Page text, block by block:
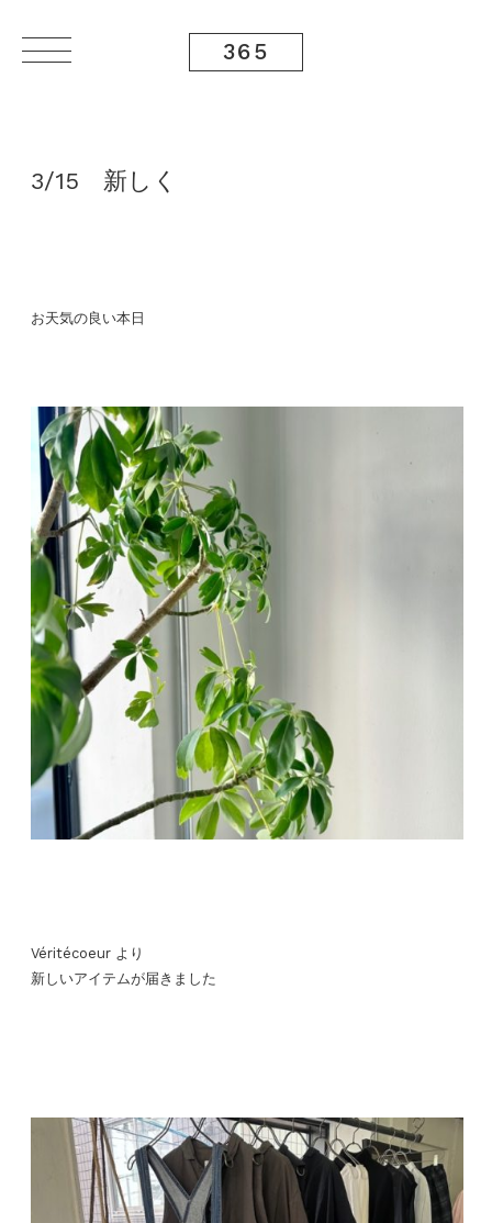
365
3/15 新しく
お天気の良い本日
Véritécoeur より
新しいアイテムが届きました